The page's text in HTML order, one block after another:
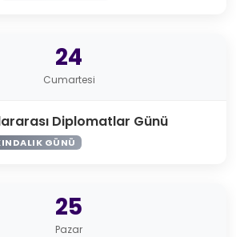
24
Cumartesi
Diplomatlar Günü
GÜNÜ
25
Pazar